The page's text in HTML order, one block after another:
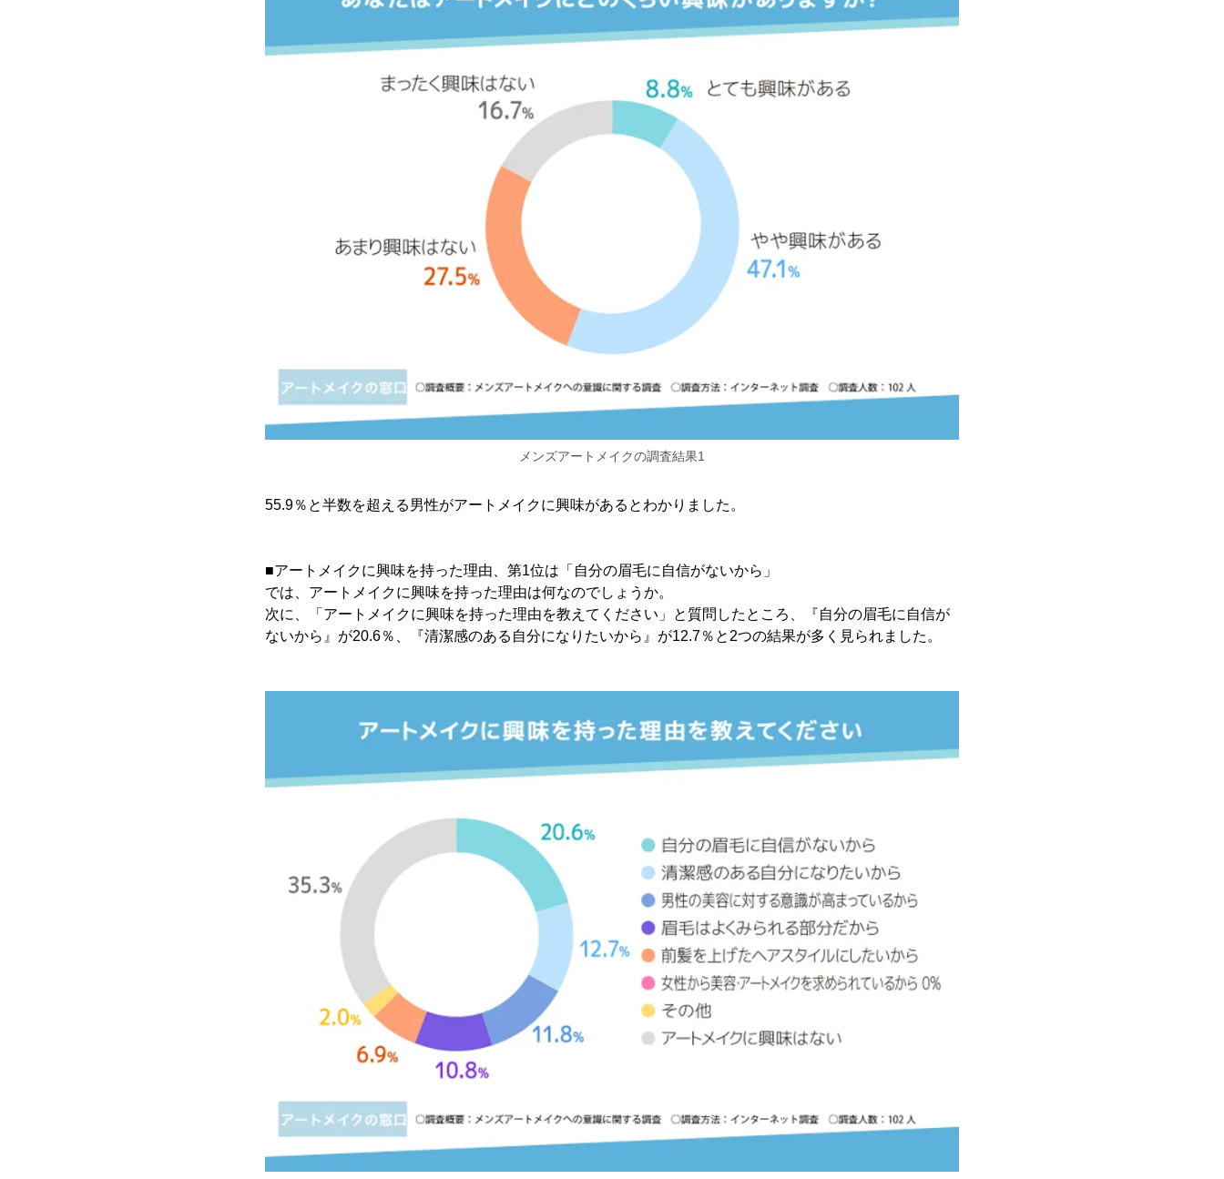
メンズアートメイクの調査結果1
55.9％と半数を超える男性がアートメイクに興味があるとわかりました。
■アートメイクに興味を持った理由、第1位は「自分の眉毛に自信がないから」
では、アートメイクに興味を持った理由は何なのでしょうか。
次に、「アートメイクに興味を持った理由を教えてください」と質問したところ、『自分の眉毛に自信が
ないから』が20.6％、『清潔感のある自分になりたいから』が12.7％と2つの結果が多く見られました。